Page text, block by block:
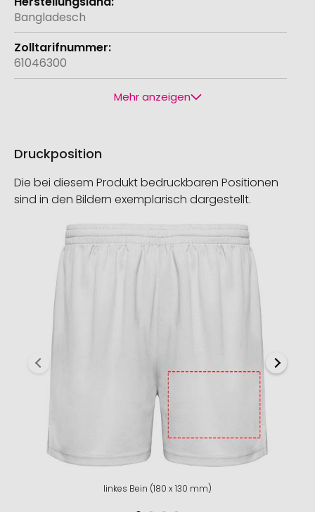
Bangladesch
61046300
Mehr anzeigen
Druckposition
Die bei diesem Produkt bedruckbaren Positionen
sind in den Bildern exemplarisch dargestellt.
linkes Bein (180 x 130 mm)